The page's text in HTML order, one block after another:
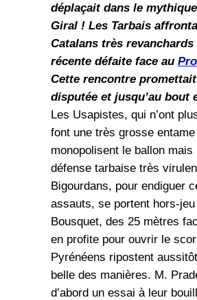
déplaçait dans le
Giral ! Les Tarbais
Catalans très
récente défaite face au
Cette rencontre
disputée et jusqu’au bout
Les Usapistes, qui n’ont
font une très grosse
monopolisent le ballon mais
défense tarbaise très
Bigourdans, pour endiguer
assauts, se portent hors-
Bousquet, des 25 mètres
en profite pour ouvrir le
Pyrénéens ripostent
belle des manières. M.
d’abord un essai à leur